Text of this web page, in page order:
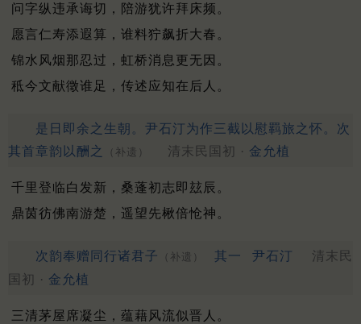
问字纵违承诲切，陪游犹许拜床频。
愿言仁寿添遐算，谁料狞飙折大春。
锦水风烟那忍过，虹桥消息更无因。
秪今文献徵谁足，传述应知在后人。
是日即余之生朝。尹石汀为作三截以慰羁旅之怀。次
其首章韵以酬之
（补遗） 清末民国初 · 金允植
千里登临白发新，桑蓬初志即玆辰。
鼎茵彷佛南游楚，遥望先楸倍怆神。
次韵奉赠同行诸君子 （补遗） 其一 尹石汀
清末民
国初 · 金允植
三清茅屋席凝尘，蕴藉风流似晋人。